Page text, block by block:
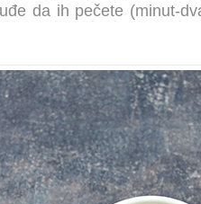
da ih pečete (minut-